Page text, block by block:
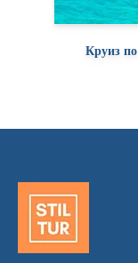
Круиз